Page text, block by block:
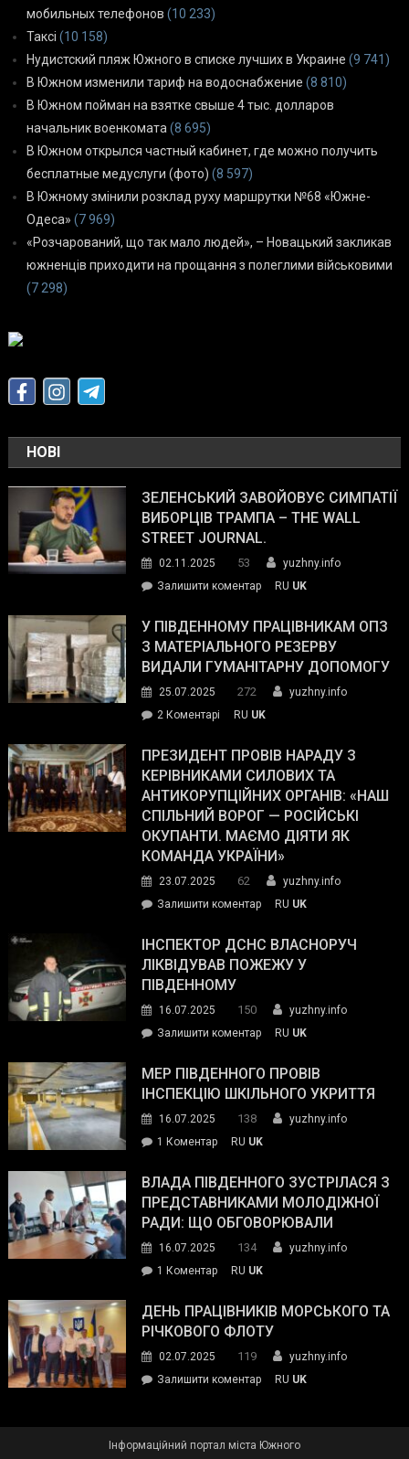
мобильных телефонов (10 233)
Таксі (10 158)
Нудистский пляж Южного в списке лучших в Украине (9 741)
В Южном изменили тариф на водоснабжение (8 810)
В Южном пойман на взятке свыше 4 тыс. долларов
начальник военкомата (8 695)
В Южном открылся частный кабинет, где можно получить
бесплатные медуслуги (фото) (8 597)
В Южному змінили розклад руху маршрутки №68 «Южне-
Одеса» (7 969)
«Розчарований, що так мало людей», – Новацький закликав
южненців приходити на прощання з полеглими військовими
(7 298)
НОВІ
ЗЕЛЕНСЬКИЙ ЗАВОЙОВУЄ СИМПАТІЇ
ВИБОРЦІВ ТРАМПА – THE WALL
STREET JOURNAL.
02.11.2025 53
yuzhny.info
Залишити коментарon
завойовує
симпатії
виборців
The
Street
Journal.
RU UK
У ПІВДЕННОМУ ПРАЦІВНИКАМ ОПЗ
З МАТЕРІАЛЬНОГО РЕЗЕРВУ
ВИДАЛИ ГУМАНІТАРНУ ДОПОМОГУ
25.07.2025 272
yuzhny.info
2 Коментарі
Південному
працівникам
ОПЗ
з
матеріального
резерву
гуманітарну
допомогу
RU UK
ПРЕЗИДЕНТ ПРОВІВ НАРАДУ З
КЕРІВНИКАМИ СИЛОВИХ ТА
АНТИКОРУПЦІЙНИХ ОРГАНІВ: «НАШ
СПІЛЬНИЙ ВОРОГ — РОСІЙСЬКІ
ОКУПАНТИ. МАЄМО ДІЯТИ ЯК
КОМАНДА УКРАЇНИ»
23.07.2025 62
yuzhny.info
Залишити коментарon
провів
нараду
силових
та
органів:
«Наш
спільний
окупанти.
Маємо
діяти
команда
RU UK
ІНСПЕКТОР ДСНС ВЛАСНОРУЧ
ЛІКВІДУВАВ ПОЖЕЖУ У
ПІВДЕННОМУ
16.07.2025 150
yuzhny.info
Залишити коментарon
ДСНС
власноруч
пожежу
у
RU UK
МЕР ПІВДЕННОГО ПРОВІВ
ІНСПЕКЦІЮ ШКІЛЬНОГО УКРИТТЯ
16.07.2025 138
yuzhny.info
1 Коментардо
Південного
провів
інспекцію
укриття
RU UK
ВЛАДА ПІВДЕННОГО ЗУСТРІЛАСЯ З
ПРЕДСТАВНИКАМИ МОЛОДІЖНОЇ
РАДИ: ЩО ОБГОВОРЮВАЛИ
16.07.2025 134
yuzhny.info
1 Коментардо
Південного
зустрілася
представниками
молодіжної
обговорювали
RU UK
ДЕНЬ ПРАЦІВНИКІВ МОРСЬКОГО ТА
РІЧКОВОГО ФЛОТУ
02.07.2025 119
yuzhny.info
Залишити коментарon
RU UK
Інформаційний портал міста Южного